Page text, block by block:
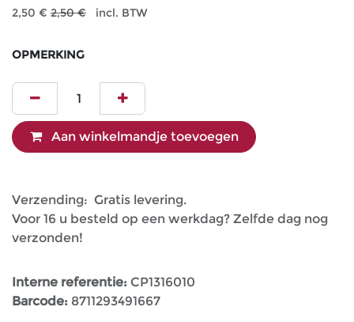
2,50 € 2,50€ incl. BTW
OPMERKING
Aan winkelmandje toevoegen
Verzending: Gratis levering.
Voor 16 u besteld op een werkdag? Zelfde dag nog
verzonden!
Interne referentie: CP1316010
Barcode: 8711293491667